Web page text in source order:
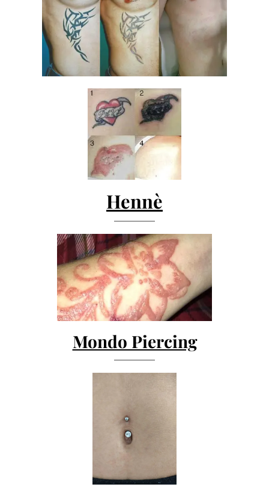
Hennè
Mondo Piercing